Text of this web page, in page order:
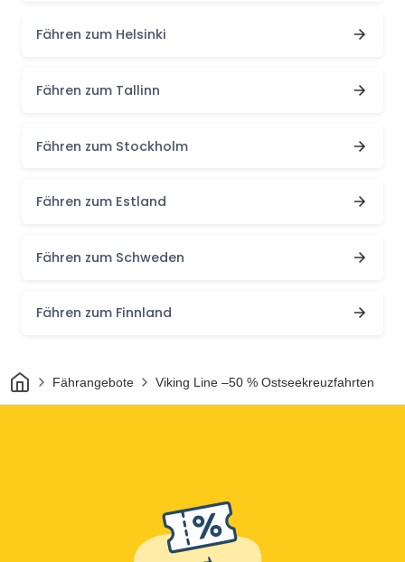
Fähren zum Helsinki
Fähren zum Tallinn
Fähren zum Stockholm
Fähren zum Estland
Fähren zum Schweden
Fähren zum Finnland
HeimFährangebote Viking Line –50 % Ostseekreuzfahrten